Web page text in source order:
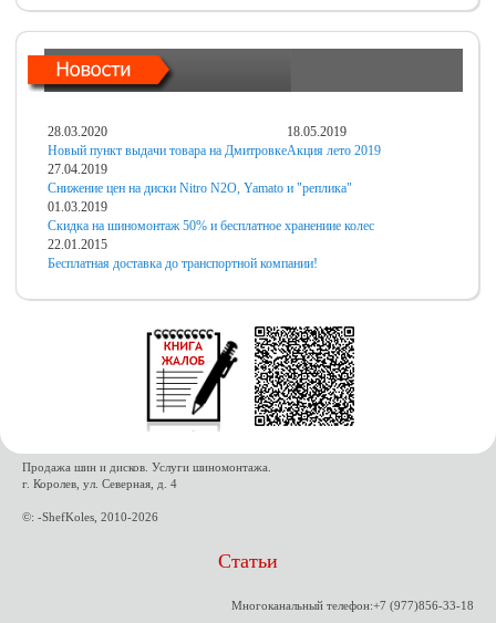
28.03.2020
Новый пункт выдачи товара на Дмитровке
18.05.2019
Акция лето 2019
27.04.2019
Снижение цен на диски Nitro N2O, Yamato и "реплика"
01.03.2019
Скидка на шиномонтаж 50% и бесплатное хранениие колес
22.01.2015
Бесплатная доставка до транспортной компании!
Продажа шин и дисков. Услуги шиномонтажа.
г. Королев, ул. Северная, д. 4
©: -ShefKoles, 2010-2026
Статьи
Многоканальный телефон:+7 (977)856-33-18